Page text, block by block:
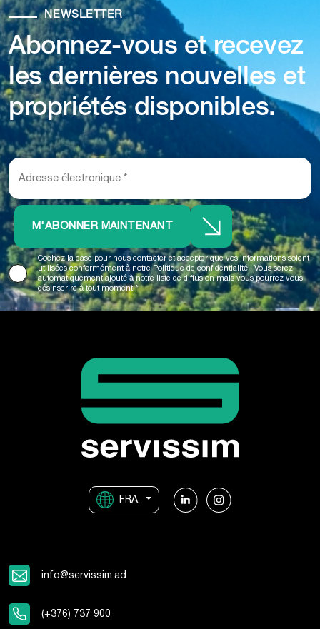
NEWSLETTER
Abonnez-vous et recevez
les dernières nouvelles et
propriétés disponibles.
M'ABONNER MAINTENANT
Cochez la case pour nous contacter et accepter que vos informations soient
utilisées conformément à notre Politique de confidentialité . Vous serez
automatiquement ajouté à notre liste de diffusion mais vous pourrez vous
désinscrire à tout moment.*
FRA.
info@servissim.ad
(+376) 737 900